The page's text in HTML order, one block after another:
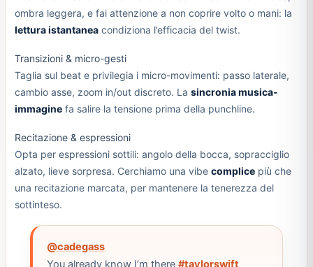
ombra leggera, e fai attenzione a non coprire volto o mani: la
lettura istantaneacondiziona l’efficacia del twist.
Transizioni & micro-gesti
Taglia sul beat e privilegia i micro-movimenti: passo laterale,
cambio asse, zoom in/out discreto. La sincronia musica-
immaginefa salire la tensione prima della punchline.
Recitazione & espressioni
Opta per espressioni sottili: angolo della bocca, sopracciglio
alzato, lieve sorpresa. Cerchiamo una vibe complicepiù che
una recitazione marcata, per mantenere la tenerezza del
sottinteso.
@cadegass
You already know I’m there #taylorswift